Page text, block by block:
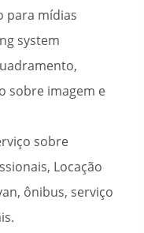
para mídias
system
sobre imagem e
sobre
Locação
ônibus, serviço